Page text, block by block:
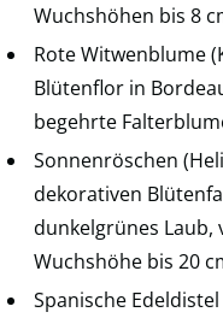
Wuchshöhen bis 8
Rote Witwenblume
Blütenflor in
begehrte
Sonnenröschen
dekorativen
dunkelgrünes Laub,
Wuchshöhe bis 20
Spanische